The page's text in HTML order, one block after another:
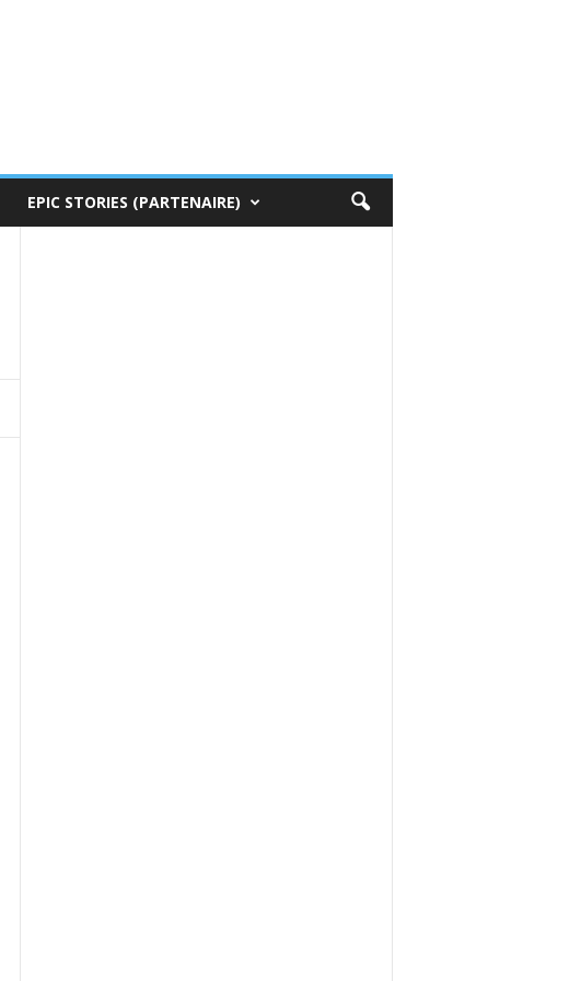
EPIC STORIES (PARTENAIRE)